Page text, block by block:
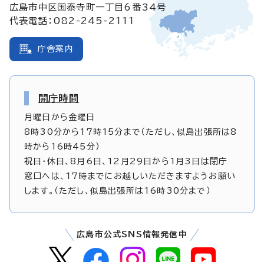
広島市中区国泰寺町一丁目6番34号
代表電話：082-245-2111
庁舎案内
開庁時間
月曜日から金曜日
8時30分から17時15分まで（ただし、似島出張所は8
時から16時45分）
祝日・休日、8月6日、12月29日から1月3日は閉庁
窓口へは、17時までにお越しいただきますようお願い
します。（ただし、似島出張所は16時30分まで）
広島市公式SNS情報発信中